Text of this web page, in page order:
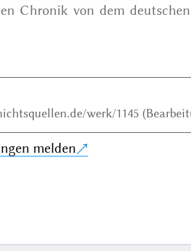
Chronik von dem
werk/1145
melden